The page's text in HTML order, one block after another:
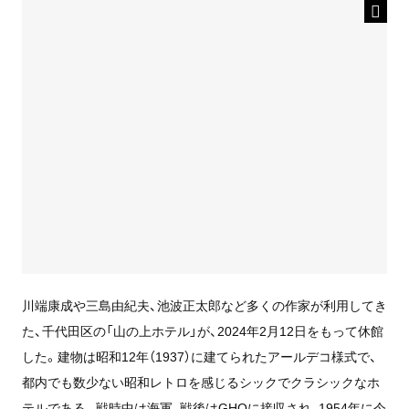
川端康成や三島由紀夫、池波正太郎など多くの作家が利用してき
た、千代田区の「山の上ホテル」が、2024年2月12日をもって休館
した。建物は昭和12年（1937）に建てられたアールデコ様式で、
都内でも数少ない昭和レトロを感じるシックでクラシックなホ